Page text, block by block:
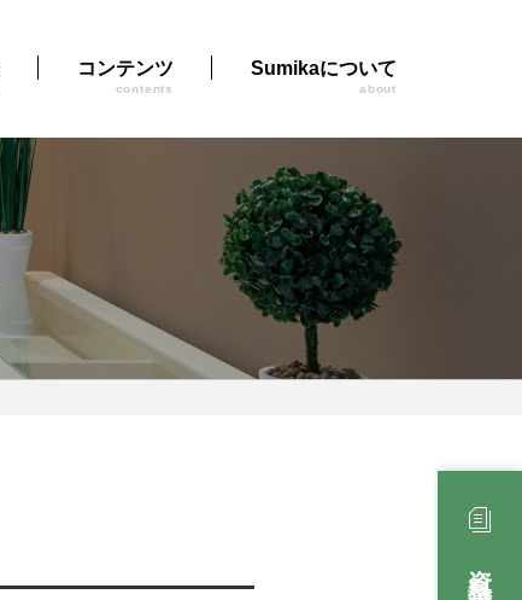
コンテンツ
contents
Sumikaについて
about
資料請求